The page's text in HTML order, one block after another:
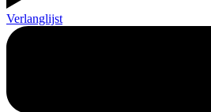
Verlanglijst